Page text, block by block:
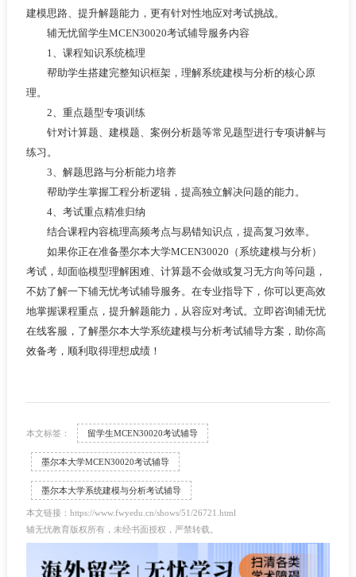
建模思路、提升解题能力，更有针对性地应对考试挑战。
辅无忧留学生MCEN30020考试辅导服务内容
1、课程知识系统梳理
帮助学生搭建完整知识框架，理解系统建模与分析的核心原
理。
2、重点题型专项训练
针对计算题、建模题、案例分析题等常见题型进行专项讲解与
练习。
3、解题思路与分析能力培养
帮助学生掌握工程分析逻辑，提高独立解决问题的能力。
4、考试重点精准归纳
结合课程内容梳理高频考点与易错知识点，提高复习效率。
如果你正在准备墨尔本大学MCEN30020（系统建模与分析）
考试，却面临模型理解困难、计算题不会做或复习无方向等问题，
不妨了解一下辅无忧考试辅导服务。在专业指导下，你可以更高效
地掌握课程重点，提升解题能力，从容应对考试。立即咨询辅无忧
在线客服，了解墨尔本大学系统建模与分析考试辅导方案，助你高
效备考，顺利取得理想成绩！
本文标签： 留学生MCEN30020考试辅导
墨尔本大学MCEN30020考试辅导
墨尔本大学系统建模与分析考试辅导
本文链接：https://www.fwyedu.cn/shows/51/26721.html
辅无忧教育版权所有，未经书面授权，严禁转载。